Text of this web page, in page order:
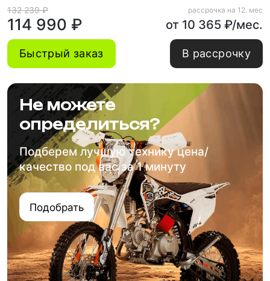
132 239 ₽
114 990 ₽
рассрочка на 12. мес
от 10 365 ₽/мес.
Быстрый заказ В рассрочку
Не можете
определиться?
Подберем лучшую технику цена/
качество под вас за 1 минуту
Подобрать